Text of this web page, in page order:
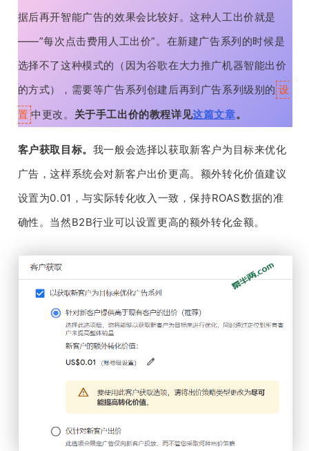
据后再开智能广告的效果会比较好。这种人工出价就是
——”每次点击费用人工出价”。在新建广告系列的时候是
选择不了这种模式的（因为谷歌在大力推广机器智能出价
的方式），需要等广告系列创建后再到广告系列级别的 设
置 中更改。 关于手工出价的教程详见这篇文章。
客户获取目标。 我一般会选择以获取新客户为目标来优化
广告，这样系统会对新客户出价更高。额外转化价值建议
设置为0.01，与实际转化收入一致，保持ROAS数据的准
确性。当然B2B行业可以设置更高的额外转化金额。